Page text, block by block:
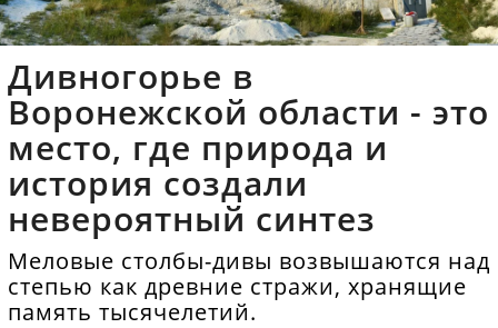
Дивногорье в
Воронежской области - это
место, где природа и
история создали
невероятный синтез
Меловые столбы-дивы возвышаются над
степью как древние стражи, хранящие
память тысячелетий.